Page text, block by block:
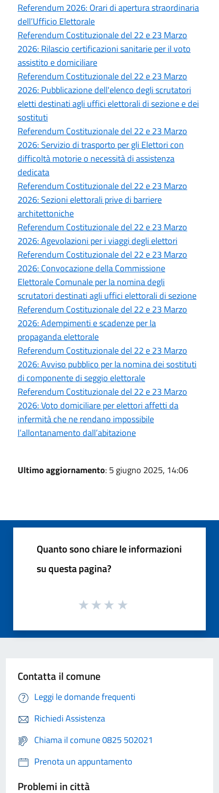
Referendum 2026: Orari di apertura straordinaria
dell’Ufficio Elettorale
Referendum Costituzionale del 22 e 23 Marzo
2026: Rilascio certificazioni sanitarie per il voto
assistito e domiciliare
Referendum Costituzionale del 22 e 23 Marzo
2026: Pubblicazione dell'elenco degli scrutatori
eletti destinati agli uffici elettorali di sezione e dei
sostituti
Referendum Costituzionale del 22 e 23 Marzo
2026: Servizio di trasporto per gli Elettori con
difficoltà motorie o necessità di assistenza
dedicata
Referendum Costituzionale del 22 e 23 Marzo
2026: Sezioni elettorali prive di barriere
architettoniche
Referendum Costituzionale del 22 e 23 Marzo
2026: Agevolazioni per i viaggi degli elettori
Referendum Costituzionale del 22 e 23 Marzo
2026: Convocazione della Commissione
Elettorale Comunale per la nomina degli
scrutatori destinati agli uffici elettorali di sezione
Referendum Costituzionale del 22 e 23 Marzo
2026: Adempimenti e scadenze per la
propaganda elettorale
Referendum Costituzionale del 22 e 23 Marzo
2026: Avviso pubblico per la nomina dei sostituti
di componente di seggio elettorale
Referendum Costituzionale del 22 e 23 Marzo
2026: Voto domiciliare per elettori affetti da
infermità che ne rendano impossibile
l’allontanamento dall’abitazione
Ultimo aggiornamento: 5 giugno 2025, 14:06
Quanto sono chiare le informazioni
su questa pagina?
Contatta il comune
Leggi le domande frequenti
Richiedi Assistenza
Chiama il comune 0825 502021
Prenota un appuntamento
Problemi in città